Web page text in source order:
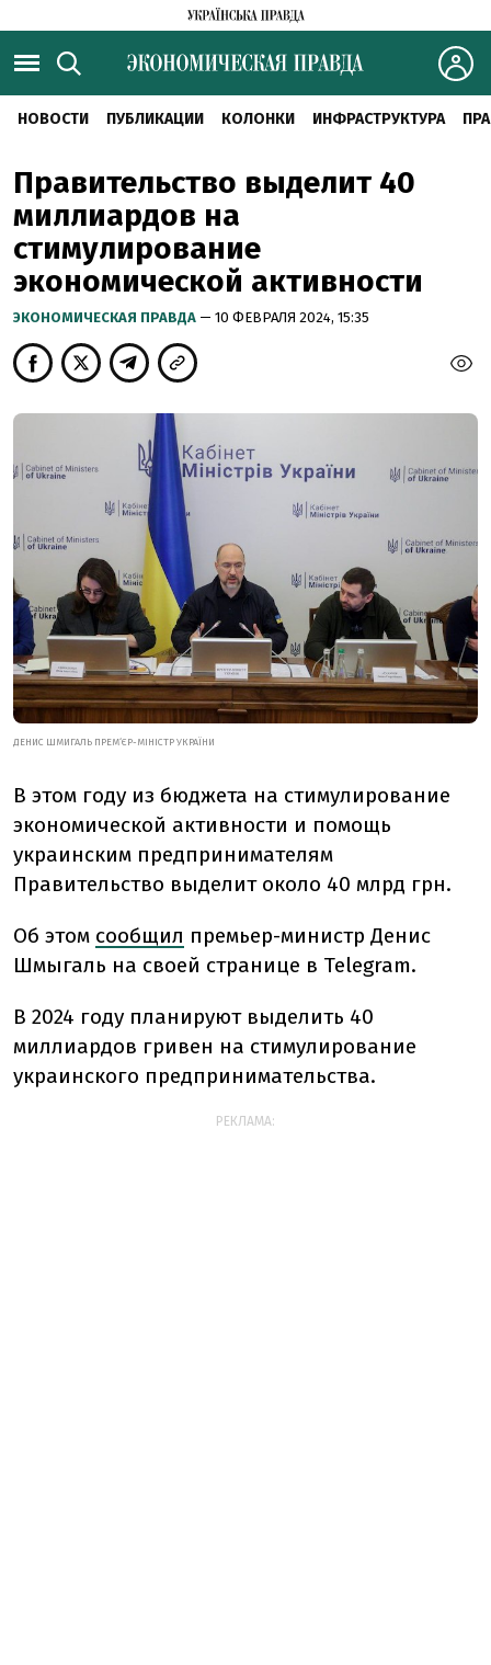
НОВОСТИ ПУБЛИКАЦИИ КОЛОНКИ ИНФРАСТРУКТУРА
Правительство выделит 40
миллиардов на
стимулирование
экономической активности
ЭКОНОМИЧЕСКАЯ ПРАВДА — 10 ФЕВРАЛЯ 2024, 15:35
ДЕНИС ШМИГАЛЬ ПРЕМ‘ЄР-МІНІСТР УКРАЇНИ
В этом году из бюджета на стимулирование
экономической активности и помощь
украинским предпринимателям
Правительство выделит около 40 млрд грн.
Об этом сообщил премьер-министр Денис
Шмыгаль на своей странице в Telegram.
В 2024 году планируют выделить 40
миллиардов гривен на стимулирование
украинского предпринимательства.
РЕКЛАМА: